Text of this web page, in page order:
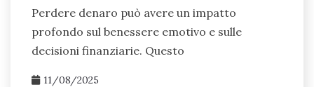
Perdere denaro può avere un impatto
profondo sul benessere emotivo e sulle
decisioni finanziarie. Questo
11/08/2025